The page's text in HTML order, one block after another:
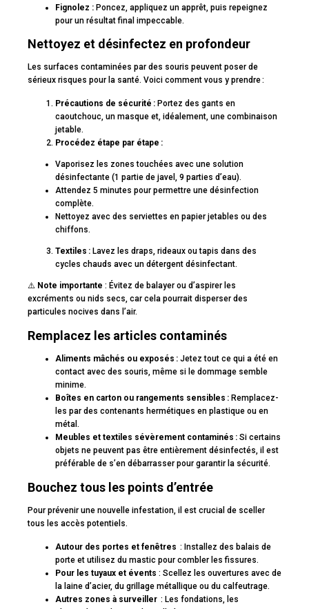
Fignolez : Poncez, appliquez un apprêt, puis repeignez
pour un résultat final impeccable.
Nettoyez et désinfectez en profondeur
Les surfaces contaminées par des souris peuvent poser de
sérieux risques pour la santé. Voici comment vous y prendre :
Précautions de sécurité : Portez des gants en
caoutchouc, un masque et, idéalement, une combinaison
jetable.
Procédez étape par étape :
Vaporisez les zones touchées avec une solution
désinfectante (1 partie de javel, 9 parties d’eau).
Attendez 5 minutes pour permettre une désinfection
complète.
Nettoyez avec des serviettes en papier jetables ou des
chiffons.
Textiles : Lavez les draps, rideaux ou tapis dans des
cycles chauds avec un détergent désinfectant.
⚠️ Note importante : Évitez de balayer ou d’aspirer les
excréments ou nids secs, car cela pourrait disperser des
particules nocives dans l’air.
Remplacez les articles contaminés
Aliments mâchés ou exposés : Jetez tout ce qui a été en
contact avec des souris, même si le dommage semble
minime.
Boîtes en carton ou rangements sensibles : Remplacez-
les par des contenants hermétiques en plastique ou en
métal.
Meubles et textiles sévèrement contaminés : Si certains
objets ne peuvent pas être entièrement désinfectés, il est
préférable de s’en débarrasser pour garantir la sécurité.
Bouchez tous les points d’entrée
Pour prévenir une nouvelle infestation, il est crucial de sceller
tous les accès potentiels.
Autour des portes et fenêtres : Installez des balais de
porte et utilisez du mastic pour combler les fissures.
Pour les tuyaux et évents : Scellez les ouvertures avec de
la laine d’acier, du grillage métallique ou du calfeutrage.
Autres zones à surveiller : Les fondations, les